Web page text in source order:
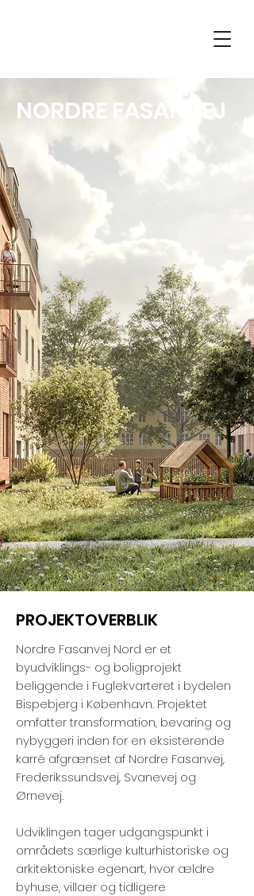
NORDRE FASANVEJ
PROJEKTOVERBLIK
Nordre Fasanvej Nord er et
byudviklings- og boligprojekt
beliggende i Fuglekvarteret i bydelen
Bispebjerg i København. Projektet
omfatter transformation, bevaring og
nybyggeri inden for en eksisterende
karré afgrænset af Nordre Fasanvej,
Frederikssundsvej, Svanevej og
Ørnevej.
Udviklingen tager udgangspunkt i
områdets særlige kulturhistoriske og
arkitektoniske egenart, hvor ældre
byhuse, villaer og tidligere